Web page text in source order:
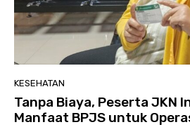
KESEHATAN
Tanpa Biaya, Peserta JKN
Manfaat BPJS untuk